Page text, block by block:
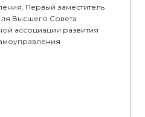
Первый заместитель
Высшего Совета
ассоциации развития